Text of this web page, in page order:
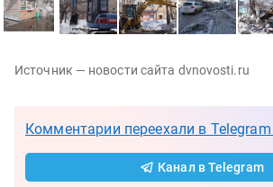
Источник — новости сайта dvnovosti.ru
Комментарии переехали в
Канал в Telegram